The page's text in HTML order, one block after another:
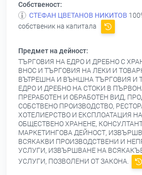
Собственост:
СТЕФАН ЦВЕТАНОВ НИКИТОВ
собственик на капитала
Предмет на дейност:
ТЪРГОВИЯ НА ЕДРО И ДРЕБНО С
ВНОС И ТЪРГОВИЯ НА ЛЕКИ И
ВЪТРЕШНА И ВЪНШНА ТЪРГОВИЯ И
ЕДРО И ДРЕБНО НА СТОКИ В
ПРЕРАБОТЕН И ОБРАБОТЕН ВИД,
СОБСТВЕНО ПРОИЗВОДСТВО,
ХОТЕЛИЕРСТВО И ЕКСПЛОАТАЦИЯ
ОБЩЕСТВЕНО ХРАНЕНЕ,
МАРКЕТИНГОВА ДЕЙНОСТ,
ВСЯКАКВИ ПРОИЗВОДСТВЕНИ И
УСЛУГИ, ИЗВЪРШВАНЕ НА
УСЛУГИ, ПОЗВОЛЕНИ ОТ ЗАКОНА.